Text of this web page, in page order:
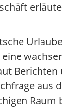
Berichten
aus
Raum